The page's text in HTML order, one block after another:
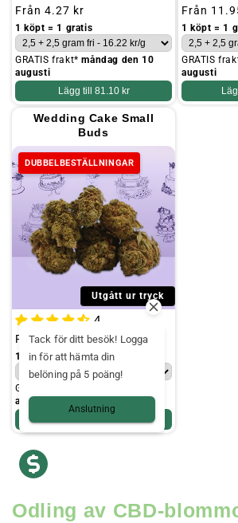
Ordinarie
pris
Från 4.27 kr
1 köpt = 1 gratis
GRATIS frakt*måndag den 10
augusti
Lägg till 81.10 kr
Ordinarie
pris
Från
1 köpt = 1
GRATIS
augusti
Wedding Cake Small
Buds
DUBBELBESTÄLLNINGAR
Utgått ur tryck
4
Ordinarie
pris
Från4.27 kr
1 köpt = 1 gratis
GRATIS frakt*
augusti
Odling av CBD-
Tack för ditt besök! Logga
in för att hämta din
belöning på 5 poäng!
Anslutning